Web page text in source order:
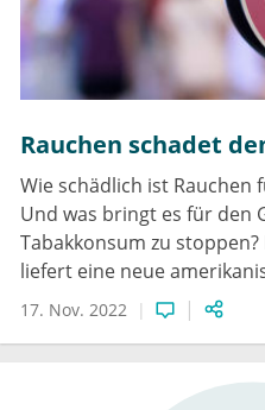
Rauchen schadet
Wie schädlich ist Rauchen
Und was bringt es für den
Tabakkonsum zu
liefert eine neue
17. Nov. 2022